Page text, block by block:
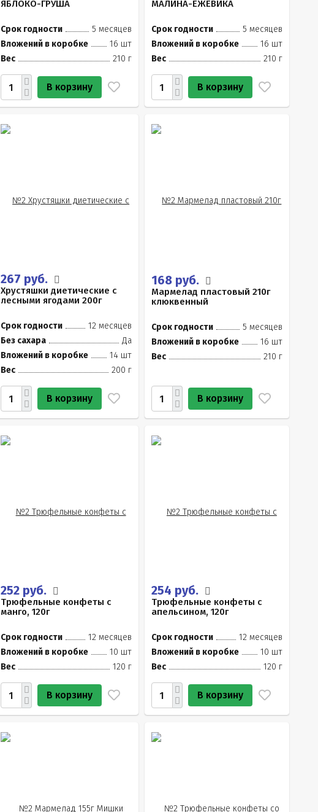
ЯБЛОКО-ГРУША
Срок годности
5 месяцев
Вложений в коробке
16 шт
Вес
210 г
В корзину
МАЛИНА-ЕЖЕВИКА
Срок годности
5 месяцев
Вложений в коробке
16 шт
Вес
210 г
В корзину
267 руб.
Хрустяшки диетические с
лесными ягодами 200г
Срок годности
12 месяцев
Без сахара
Да
Вложений в коробке
14 шт
Вес
200 г
В корзину
168 руб.
Мармелад пластовый 210г
клюквенный
Срок годности
5 месяцев
Вложений в коробке
16 шт
Вес
210 г
В корзину
252 руб.
Трюфельные конфеты с
манго, 120г
Срок годности
12 месяцев
Вложений в коробке
10 шт
Вес
120 г
В корзину
254 руб.
Трюфельные конфеты с
апельсином, 120г
Срок годности
12 месяцев
Вложений в коробке
10 шт
Вес
120 г
В корзину